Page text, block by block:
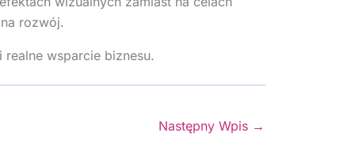
rozwój.
wsparcie biznesu.
Następny Wpis →